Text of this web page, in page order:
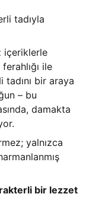
tadıyla
içeriklerle
ile
tadını bir araya
– bu
damakta
yalnızca
bir lezzet